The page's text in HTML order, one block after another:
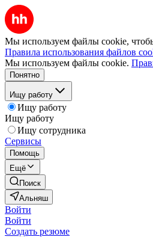
Мы используем файлы cookie,
Правила использования файлов
Мы используем файлы cookie.
Понятно
Ищу работу
Ищу работу
Ищу работу
Ищу сотрудника
Сервисы
Помощь
Ещё
Поиск
Альняш
Войти
Войти
Создать резюме